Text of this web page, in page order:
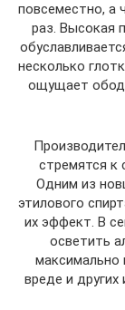
повсеместно, а
раз. Высокая
несколько
ощущает
стремятся к
Одним из
этилового
их эффект. В
осветить
максимально
вреде и других